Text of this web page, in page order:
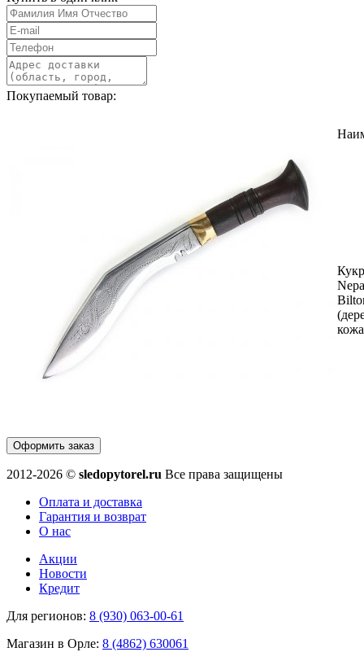
Покупаемый товар:
Оформить заказ
2012-2026 © sledopytorel.ru Все права защищены
Оплата и доставка
Гарантия и возврат
О нас
Акции
Новости
Кредит
Для регионов: 8 (930) 063-00-61
Магазин в Орле: 8 (4862) 630061